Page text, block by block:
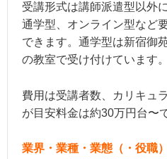
受講形式は講師派遣型以外
通学型、オンライン型など
できます。通学型は新宿御
の教室で受け付けています。
費用は受講者数、カリキュ
が目安料金は約30万円台〜
業界・業種・業態（・役職